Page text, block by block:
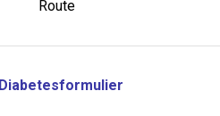
Route
Diabetesformulier